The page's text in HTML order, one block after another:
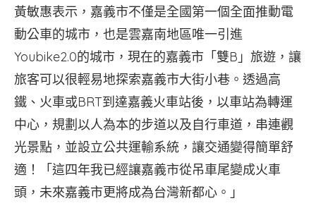
黃敏惠表示，嘉義市不僅是全國第一個全面推動電
動公車的城市，也是雲嘉南地區唯一引進
Youbike2.0的城市，現在的嘉義市「雙B」旅遊，讓
旅客可以很輕易地探索嘉義市大街小巷。透過高
鐵、火車或BRT到達嘉義火車站後，以車站為轉運
中心，規劃以人為本的步道以及自行車道，串連觀
光景點，並設立公共運輸系統，讓交通變得簡單舒
適！「這四年我已經讓嘉義市從吊車尾變成火車
頭，未來嘉義市更將成為台灣新都心。」